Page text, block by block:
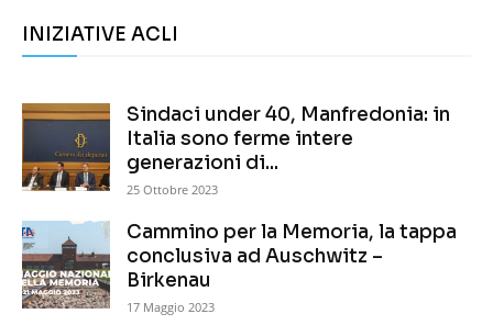
INIZIATIVE ACLI
Sindaci under 40, Manfredonia: in
Italia sono ferme intere
generazioni di...
25 Ottobre 2023
Cammino per la Memoria, la tappa
conclusiva ad Auschwitz –
Birkenau
17 Maggio 2023